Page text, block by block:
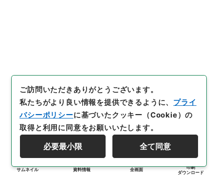
サムネイル 資料情報 全画面
印刷
ダウンロード
ご訪問いただきありがとうございます。
私たちがより良い情報を提供できるように、 プライ
バシーポリシーに基づいたクッキー（Cookie）の
取得と利用に同意をお願いいたします。
必要最小限 全て同意